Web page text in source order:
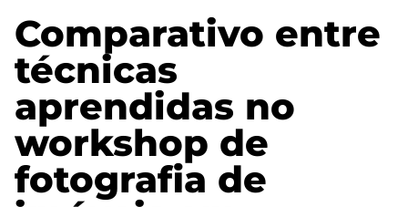
Comparativo entre
técnicas
aprendidas no
workshop de
fotografia de